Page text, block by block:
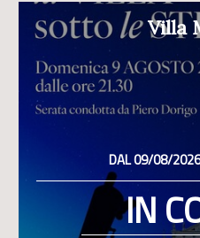
Villa
DAL 09/08/
IN